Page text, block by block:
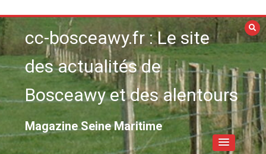
au
contenucc-bosceawy.fr : Le site
des actualités de
Bosceawy et des alentours
Magazine Seine Maritime